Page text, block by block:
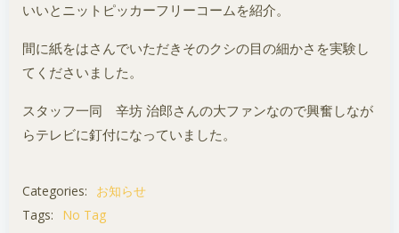
いいとニットピッカーフリーコームを紹介。
間に紙をはさんでいただきそのクシの目の細かさを実験し
てくださいました。
スタッフ一同 辛坊 治郎さんの大ファンなので興奮しなが
らテレビに釘付になっていました。
Categories:
お知らせ
Tags:
No Tag